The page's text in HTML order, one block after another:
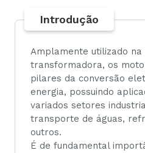
Introdução
Amplamente utilizado na
transformadora, os
pilares da conversão
energia, possuindo
variados setores
transporte de águas,
outros.
É de fundamental